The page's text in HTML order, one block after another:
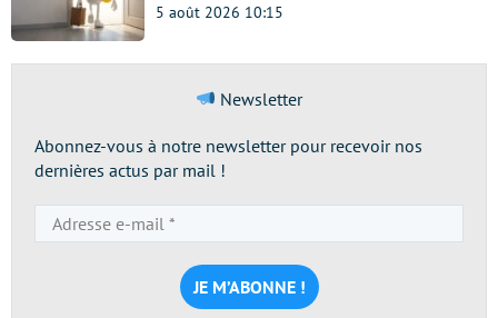
5 août 2026 10:15
Newsletter
Abonnez-vous à notre newsletter pour recevoir nos
dernières actus par mail !
e-
mail
*